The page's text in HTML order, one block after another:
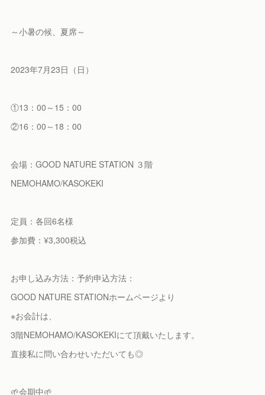
～小暑の候、夏席～
2023年7月23日（日）
①13：00～15：00
②16：00～18：00
会場：GOOD NATURE STATION ３階
NEMOHAMO/KASOKEKI
定員：各回6名様
参加費：¥3,300税込
お申し込み方法：予約申込方法：
GOOD NATURE STATIONホームページより
※お会計は、
3階NEMOHAMO/KASOKEKIにて頂戴いたします。
直接私に問い合わせいただいても◎
🌱会期中🌱